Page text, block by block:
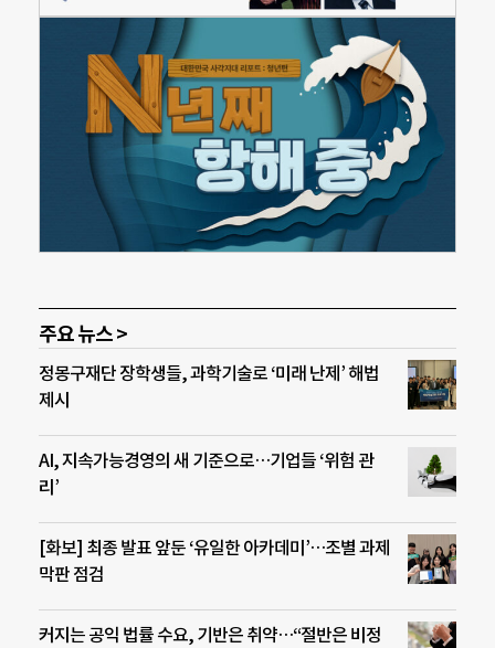
주요 뉴스 >
정몽구재단 장학생들, 과학기술로 ‘미래 난제’ 해법
제시
AI, 지속가능경영의 새 기준으로…기업들 ‘위험 관
리’
[화보] 최종 발표 앞둔 ‘유일한 아카데미’…조별 과제
막판 점검
커지는 공익 법률 수요, 기반은 취약…“절반은 비정